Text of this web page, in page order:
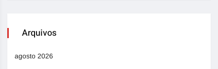
Arquivos
agosto 2026